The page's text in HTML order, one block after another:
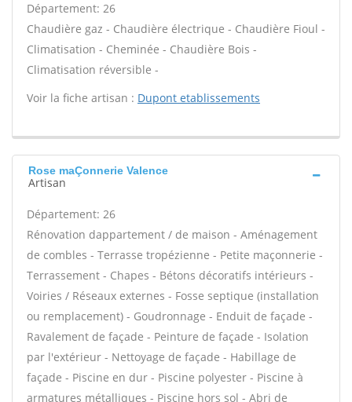
Département: 26
Chaudière gaz - Chaudière électrique - Chaudière Fioul -
Climatisation - Cheminée - Chaudière Bois -
Climatisation réversible -
Voir la fiche artisan : Dupont etablissements
Rose maÇonnerie Valence
Artisan
Département: 26
Rénovation dappartement / de maison - Aménagement
de combles - Terrasse tropézienne - Petite maçonnerie -
Terrassement - Chapes - Bétons décoratifs intérieurs -
Voiries / Réseaux externes - Fosse septique (installation
ou remplacement) - Goudronnage - Enduit de façade -
Ravalement de façade - Peinture de façade - Isolation
par l'extérieur - Nettoyage de façade - Habillage de
façade - Piscine en dur - Piscine polyester - Piscine à
armatures métalliques - Piscine hors sol - Abri de